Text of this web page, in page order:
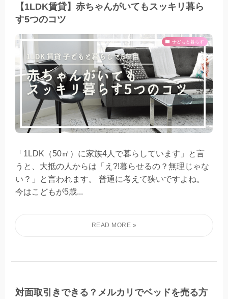
【1LDK賃貸】赤ちゃんがいてもスッキリ暮ら
す5つのコツ
子どもと暮らす
「1LDK（50㎡）に家族4人で暮らしています」と言
うと、大抵の人からは「え?!暮らせるの？無理じゃな
い？」と言われます。 普通に考えて狭いですよね。
今はこどもが5歳...
対面取引きできる？メルカリでベッドを売る方